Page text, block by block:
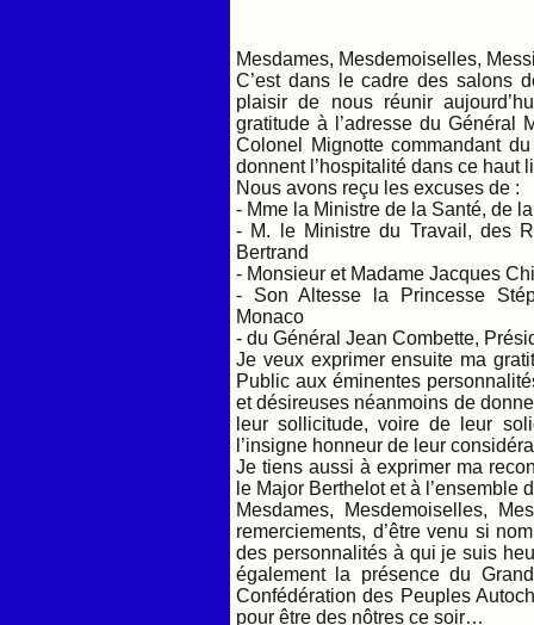
Mesdames, Mesdemoiselles,
C’est dans le cadre des salons
plaisir de nous réunir
gratitude à l’adresse du Général
Colonel Mignotte commandant
donnent l’hospitalité dans ce haut
Nous avons reçu les excuses de :
- Mme la Ministre de la Santé, de
- M. le Ministre du Travail, des
Bertrand
- Monsieur et Madame Jacques
- Son Altesse la Princesse
Monaco
- du Général Jean Combette,
Je veux exprimer ensuite ma
Public aux éminentes
et désireuses néanmoins de
leur sollicitude, voire de leur
l’insigne honneur de leur
Je tiens aussi à exprimer ma
le Major Berthelot et à l’ensemble
Mesdames, Mesdemoiselles,
remerciements, d’être venu si
des personnalités à qui je suis
également la présence du
Confédération des Peuples
pour être des nôtres ce soir…